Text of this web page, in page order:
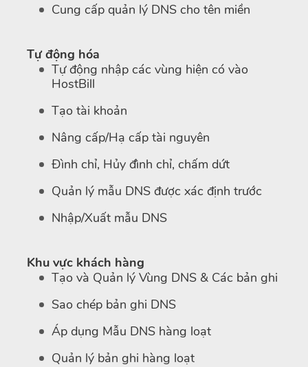
Cung cấp quản lý DNS cho tên miền
Tự động hóa
Tự động nhập các vùng hiện có vào
HostBill
Tạo tài khoản
Nâng cấp/Hạ cấp tài nguyên
Đình chỉ, Hủy đình chỉ, chấm dứt
Quản lý mẫu DNS được xác định trước
Nhập/Xuất mẫu DNS
Khu vực khách hàng
Tạo và Quản lý Vùng DNS & Các bản ghi
Sao chép bản ghi DNS
Áp dụng Mẫu DNS hàng loạt
Quản lý bản ghi hàng loạt